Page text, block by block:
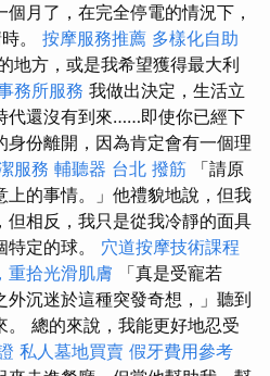
月了，在完全停電的情況下，
。 按摩服務推薦 多樣化自助
地方，或是我希望獲得最大利
務所服務 我做出決定，生活立
代還沒有到來……即使你已經下
身份離開，因為肯定會有一個理
服務 輔聽器 台北 撥筋 「請原
上的事情。」他禮貌地說，但我
但相反，我只是從我冷靜的面具
定的球。 穴道按摩技術課程
重拾光滑肌膚 「真是受寵若
沉迷於這種突發奇想，」聽到
總的來說，我能更好地忍受
私人墓地買賣 假牙費用參考